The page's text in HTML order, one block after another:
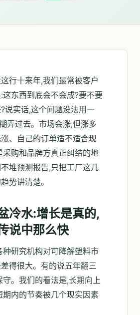
行十来年,我们最常被客户
这东西到底会不会成?要不要
说实话,这个问题没法用一
弄过去。市场会涨,但涨多
、自己的订单适不适合现
采购和品牌方真正纠结的地
堆预测报告,只把工厂这几
势讲清楚。
冷水:增长是真的,
说中那么快
种研究机构对可降解塑料市
得很大。有的说五年翻三
守。我们的看法是,长期向上
期内的节奏被几个现实因素